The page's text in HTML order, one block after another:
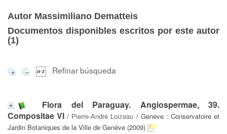
Autor Massimiliano Dematteis
Documentos disponibles escritos por este autor
(1)
Refinar búsqueda
Flora del Paraguay. Angiospermae, 39.
Compositae VI / Pierre-André Loizeau / Geneve : Conservatoire et
Jardin Botaniques de la Ville de Genéve (2009)